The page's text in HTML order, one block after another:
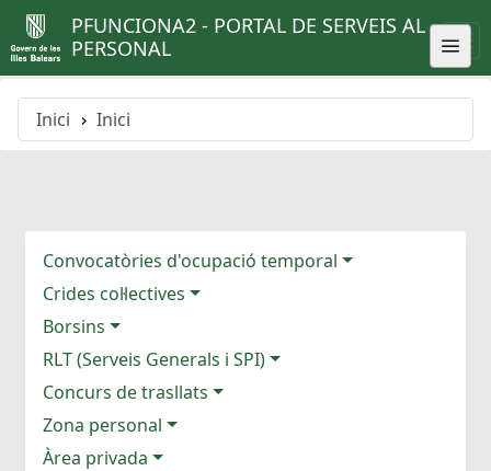
PFUNCIONA2 - PORTAL DE SERVEIS AL
PERSONAL
Inici Inici
Convocatòries d'ocupació temporal
Crides col·lectives
Borsins
RLT (Serveis Generals i SPI)
Concurs de trasllats
Zona personal
Àrea privada